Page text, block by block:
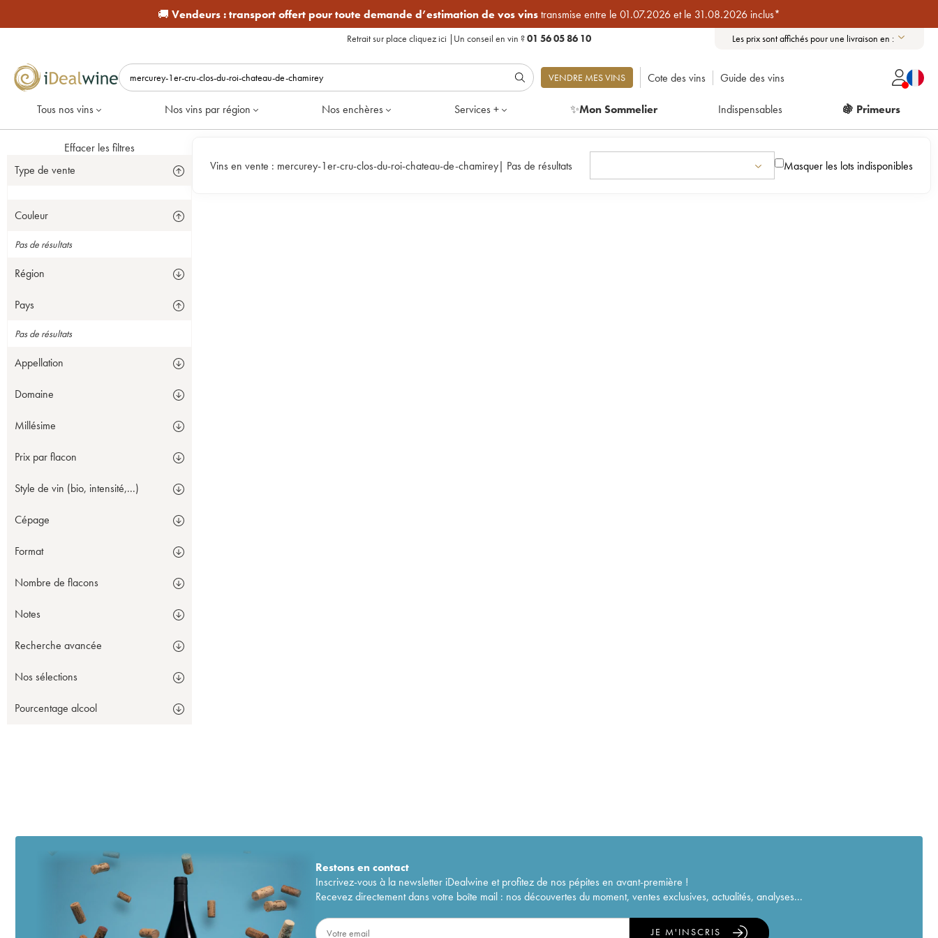
🚚 Vendeurs :transport offert pour toute demande d’estimation de vos vinstransmise entre le 01.07.2026 et le 31.08.2026 inclus*
Retrait sur place cliquez ici | Un conseil en vin ?01 56 05 86 10 Les prix sont affichés pour une livraison en :
VENDRE MES VINS Cote des vins Guide des vins
Tous nos vins Nos vins par région Nos enchères Services + ✨Mon Sommelier Indispensables 🍇 Primeurs
Effacer les filtres
Type de vente
Couleur
Pas de résultats
Région
Pays
Pas de résultats
Appellation
Domaine
Millésime
Prix par flacon
Style de vin (bio, intensité,...)
Cépage
Format
Nombre de flacons
Notes
Recherche avancée
Nos sélections
Pourcentage alcool
Vins en vente : mercurey-1er-cru-clos-du-roi-chateau-de-chamirey| Pas de résultats Masquer les lots indisponibles
Restons encontact
Inscrivez-vous à la newsletter iDealwine et profitez de nos pépites en avant-première !
Recevez directement dans votre boîte mail : nos découvertes du moment, ventes exclusives, actualités, analyses...
JE M'INSCRIS